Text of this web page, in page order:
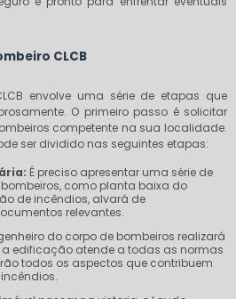
CLCB
envolve uma série de etapas que
O primeiro passo é solicitar
competente na sua localidade.
ser dividido nas seguintes etapas:
É preciso apresentar uma série de
como planta baixa do
de incêndios, alvará de
relevantes.
do corpo de bombeiros realizará
a edificação atende a todas as normas
todos os aspectos que contribuem